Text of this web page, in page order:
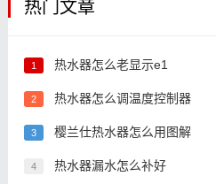
热门文章
1 热水器怎么老显示e1
2 热水器怎么调温度控制器
3 樱兰仕热水器怎么用图解
4 热水器漏水怎么补好